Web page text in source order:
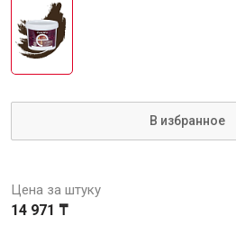
В избранное
Цена за штуку
14 971 ₸
Малярный инструмент